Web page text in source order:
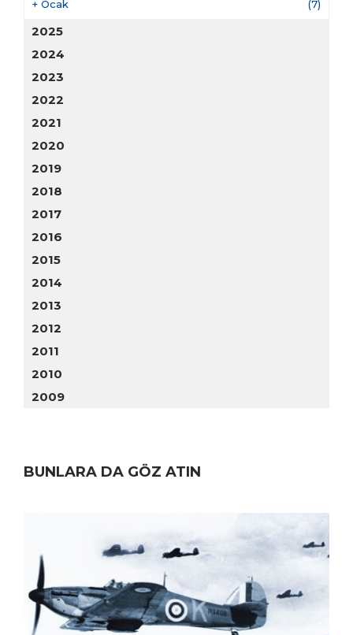
+ Ocak (7)
2025
2024
2023
2022
2021
2020
2019
2018
2017
2016
2015
2014
2013
2012
2011
2010
2009
BUNLARA DA GÖZ ATIN